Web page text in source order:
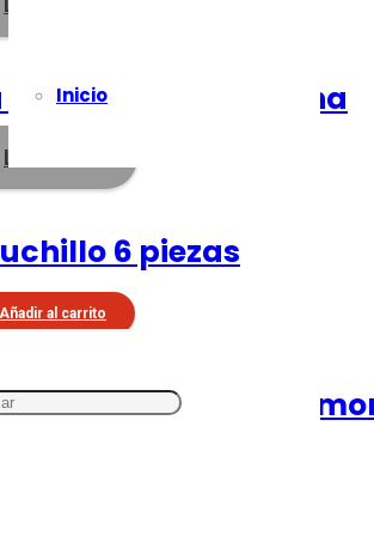
Inicio
Premium Tramontina
Leer más
6 piezas
Añadir al carrito
6″ Ultracorte